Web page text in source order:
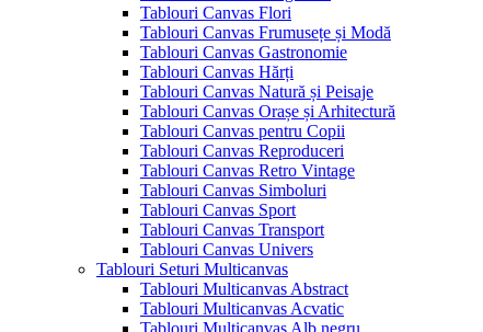
Tablouri Canvas Flori
Tablouri Canvas Frumusețe și Modă
Tablouri Canvas Gastronomie
Tablouri Canvas Hărți
Tablouri Canvas Natură și Peisaje
Tablouri Canvas Orașe și Arhitectură
Tablouri Canvas pentru Copii
Tablouri Canvas Reproduceri
Tablouri Canvas Retro Vintage
Tablouri Canvas Simboluri
Tablouri Canvas Sport
Tablouri Canvas Transport
Tablouri Canvas Univers
Tablouri Seturi Multicanvas
Tablouri Multicanvas Abstract
Tablouri Multicanvas Acvatic
Tablouri Multicanvas Alb negru